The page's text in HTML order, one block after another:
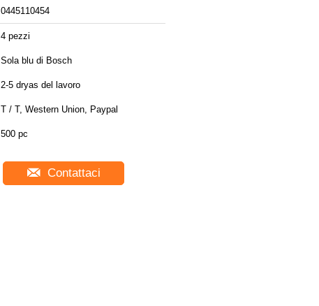
0445110454
4 pezzi
Sola blu di Bosch
2-5 dryas del lavoro
T / T, Western Union, Paypal
500 pc
Contattaci